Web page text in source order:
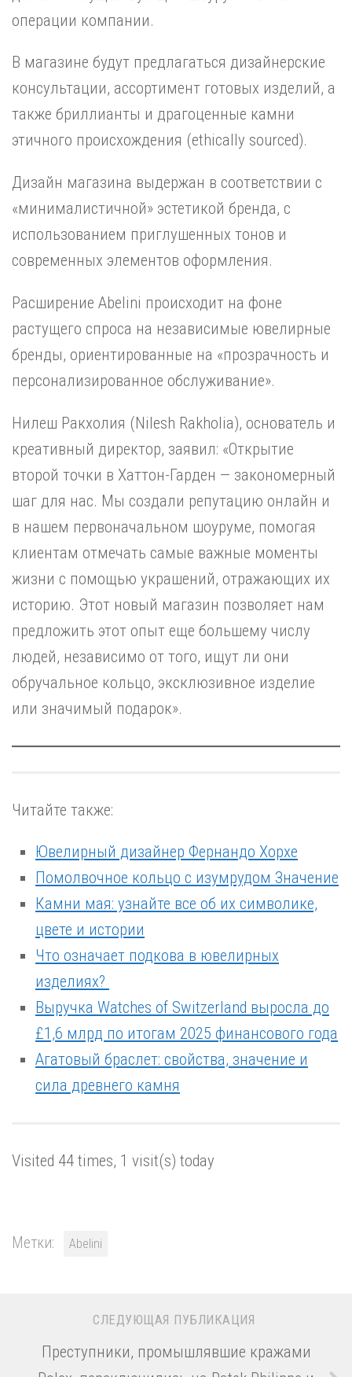
операции компании.
В магазине будут предлагаться дизайнерские
консультации, ассортимент готовых изделий, а
также бриллианты и драгоценные камни
этичного происхождения (ethically sourced).
Дизайн магазина выдержан в соответствии с
«минималистичной» эстетикой бренда, с
использованием приглушенных тонов и
современных элементов оформления.
Расширение Abelini происходит на фоне
растущего спроса на независимые ювелирные
бренды, ориентированные на «прозрачность и
персонализированное обслуживание».
Нилеш Ракхолия (Nilesh Rakholia), основатель и
креативный директор, заявил: «Открытие
второй точки в Хаттон-Гарден — закономерный
шаг для нас. Мы создали репутацию онлайн и
в нашем первоначальном шоуруме, помогая
клиентам отмечать самые важные моменты
жизни с помощью украшений, отражающих их
историю. Этот новый магазин позволяет нам
предложить этот опыт еще большему числу
людей, независимо от того, ищут ли они
обручальное кольцо, эксклюзивное изделие
или значимый подарок».
Читайте также:
Ювелирный дизайнер Фернандо Хорхе
Помолвочное кольцо с изумрудом Значение
Камни мая: узнайте все об их символике,
цвете и истории
Что означает подкова в ювелирных
изделиях?
Выручка Watches of Switzerland выросла до
£1,6 млрд по итогам 2025 финансового года
Агатовый браслет: свойства, значение и
сила древнего камня
Visited 44 times, 1 visit(s) today
Метки: Abelini
СЛЕДУЮЩАЯ ПУБЛИКАЦИЯ
Преступники, промышлявшие кражами